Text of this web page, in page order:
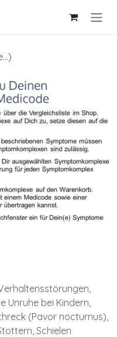
Unruhe bei Kindern,
(Pavor nocturnus),
Schielen